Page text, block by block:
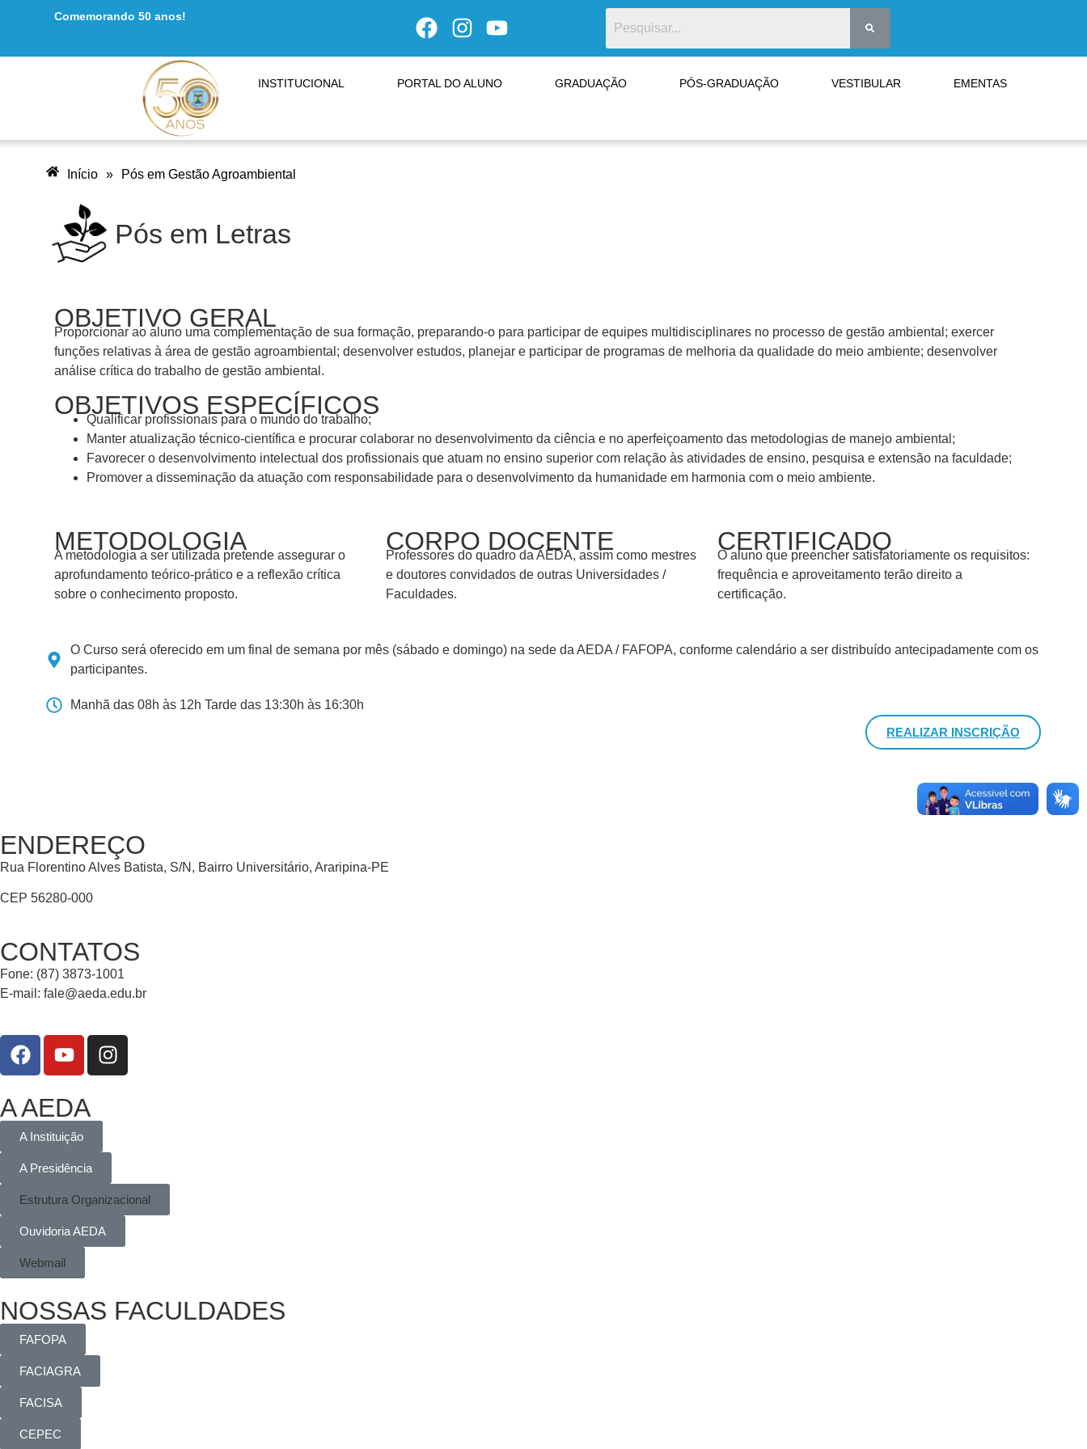
Comemorando 50 anos!
INSTITUCIONAL PORTAL DO ALUNO GRADUAÇÃO PÓS-GRADUAÇÃO VESTIBULAR EMENTAS
Início » Pós em Gestão Agroambiental
Pós em Letras
OBJETIVO GERAL
Proporcionar ao aluno uma complementação de sua formação, preparando-o para participar de equipes multidisciplinares no processo de gestão ambiental; exercer
funções relativas à área de gestão agroambiental; desenvolver estudos, planejar e participar de programas de melhoria da qualidade do meio ambiente; desenvolver
análise crítica do trabalho de gestão ambiental.
OBJETIVOS ESPECÍFICOS
Qualificar profissionais para o mundo do trabalho;
Manter atualização técnico-científica e procurar colaborar no desenvolvimento da ciência e no aperfeiçoamento das metodologias de manejo ambiental;
Favorecer o desenvolvimento intelectual dos profissionais que atuam no ensino superior com relação às atividades de ensino, pesquisa e extensão na faculdade;
Promover a disseminação da atuação com responsabilidade para o desenvolvimento da humanidade em harmonia com o meio ambiente.
METODOLOGIA
A metodologia a ser utilizada pretende assegurar o
aprofundamento teórico-prático e a reflexão crítica
sobre o conhecimento proposto.
CORPO DOCENTE
Professores do quadro da AEDA, assim como mestres
e doutores convidados de outras Universidades /
Faculdades.
CERTIFICADO
O aluno que preencher satisfatoriamente os requisitos:
frequência e aproveitamento terão direito a
certificação.
O Curso será oferecido em um final de semana por mês (sábado e domingo) na sede da AEDA / FAFOPA, conforme calendário a ser distribuído antecipadamente com os
participantes.
Manhã das 08h às 12h Tarde das 13:30h às 16:30h
REALIZAR INSCRIÇÃO
ENDEREÇO
Rua Florentino Alves Batista, S/N, Bairro Universitário, Araripina-PE
CEP 56280-000
CONTATOS
Fone: (87) 3873-1001
E-mail: fale@aeda.edu.br
A AEDA
A Instituição
A Presidência
Estrutura Organizacional
Ouvidoria AEDA
Webmail
NOSSAS FACULDADES
FAFOPA
FACIAGRA
FACISA
CEPEC